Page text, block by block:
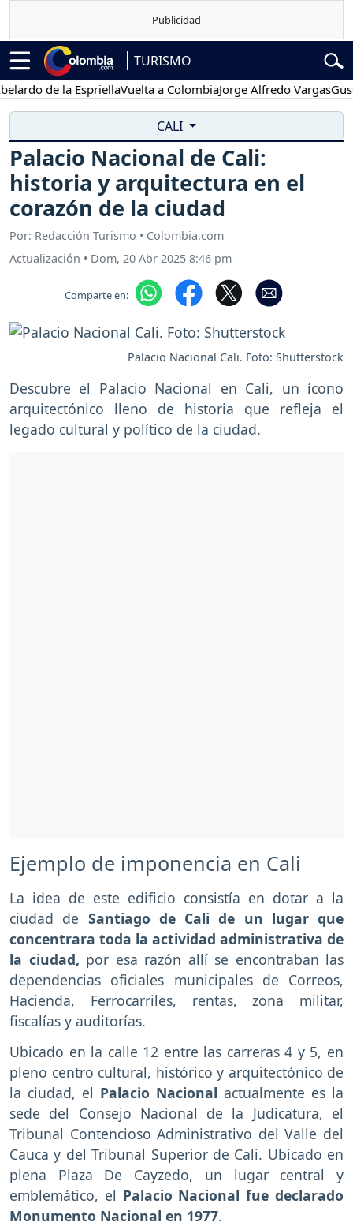
TURISMO
de la EspriellaVuelta a ColombiaJorge Alfredo VargasGustavo
CALI
Palacio Nacional de Cali:
historia y arquitectura en el
corazón de la ciudad
Por: Redacción Turismo • Colombia.com
Actualización • Dom, 20 Abr 2025 8:46 pm
Comparte en:
Palacio Nacional Cali. Foto: Shutterstock
Descubre el Palacio Nacional en Cali, un ícono
arquitectónico lleno de historia que refleja el
legado cultural y político de la ciudad.
Ejemplo de imponencia en Cali
La idea de este edificio consistía en dotar a la
ciudad de Santiago de Cali de un lugar que
concentrara toda la actividad administrativa de
la ciudad, por esa razón allí se encontraban las
dependencias oficiales municipales de Correos,
Hacienda, Ferrocarriles, rentas, zona militar,
fiscalías y auditorías.
Ubicado en la calle 12 entre las carreras 4 y 5, en
pleno centro cultural, histórico y arquitectónico de
la ciudad, el Palacio Nacional actualmente es la
sede del Consejo Nacional de la Judicatura, el
Tribunal Contencioso Administrativo del Valle del
Cauca y del Tribunal Superior de Cali. Ubicado en
plena Plaza De Cayzedo, un lugar central y
emblemático, el Palacio Nacional fue declarado
Monumento Nacional en 1977.